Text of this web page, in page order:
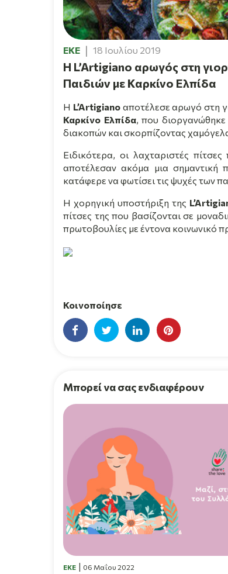
EKE 18 Ιουλίου 2019
H L’Artigiano αρωγός στη
Παιδιών με Καρκίνο Ελπίδα
H L’Artigianoαποτέλεσε αρωγό στη
Καρκίνο Ελπίδα, που διοργανώθηκε
διακοπών και σκορπίζοντας
Ειδικότερα, οι λαχταριστές
αποτέλεσαν ακόμα μια σημαντική
κατάφερε να φωτίσει τις ψυχές των
Η χορηγική υποστήριξη της L’
πίτσες της που βασίζονται σε
πρωτοβουλίες με έντονα κοινωνικό
Κοινοποίησε
Μπορεί να σας ενδιαφέρουν
EKE 06 Μαΐου 2022